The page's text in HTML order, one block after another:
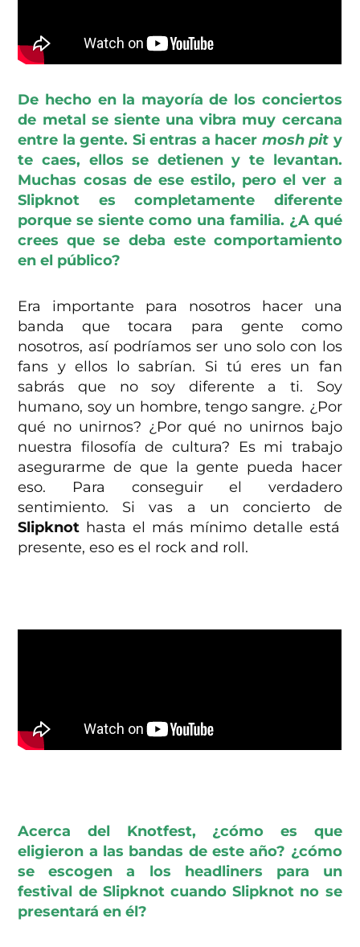
De hecho en la mayoría de los conciertos
de metal se siente una vibra muy cercana
entre la gente. Si entras a hacer mosh pit y
te caes, ellos se detienen y te levantan.
Muchas cosas de ese estilo, pero el ver a
Slipknot es completamente diferente
porque se siente como una familia. ¿A qué
crees que se deba este comportamiento
en el público?
Era importante para nosotros hacer una
banda que tocara para gente como
nosotros, así podríamos ser uno solo con los
fans y ellos lo sabrían. Si tú eres un fan
sabrás que no soy diferente a ti. Soy
humano, soy un hombre, tengo sangre. ¿Por
qué no unirnos? ¿Por qué no unirnos bajo
nuestra filosofía de cultura? Es mi trabajo
asegurarme de que la gente pueda hacer
eso. Para conseguir el verdadero
sentimiento. Si vas a un concierto de
Slipknot hasta el más mínimo detalle está
presente, eso es el rock and roll.
Acerca del Knotfest, ¿cómo es que
eligieron a las bandas de este año? ¿cómo
se escogen a los headliners para un
festival de Slipknot cuando Slipknot no se
presentará en él?